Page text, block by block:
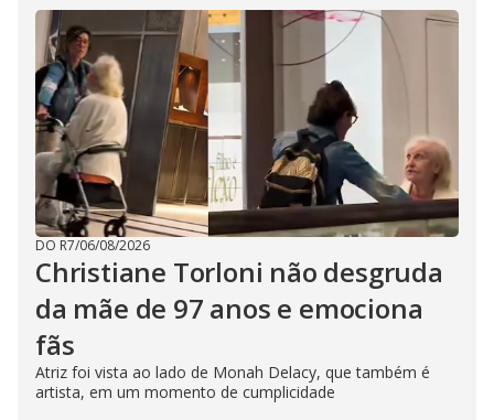
DO R7/06/08/2026
Christiane Torloni não desgruda
da mãe de 97 anos e emociona
fãs
Atriz foi vista ao lado de Monah Delacy, que também é
artista, em um momento de cumplicidade